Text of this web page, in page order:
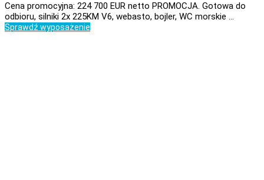
Cena promocyjna: 224 700 EUR netto PROMOCJA. Gotowa do
odbioru, silniki 2x 225KM V6, webasto, bojler, WC morskie …
Sprawdź wyposażenie